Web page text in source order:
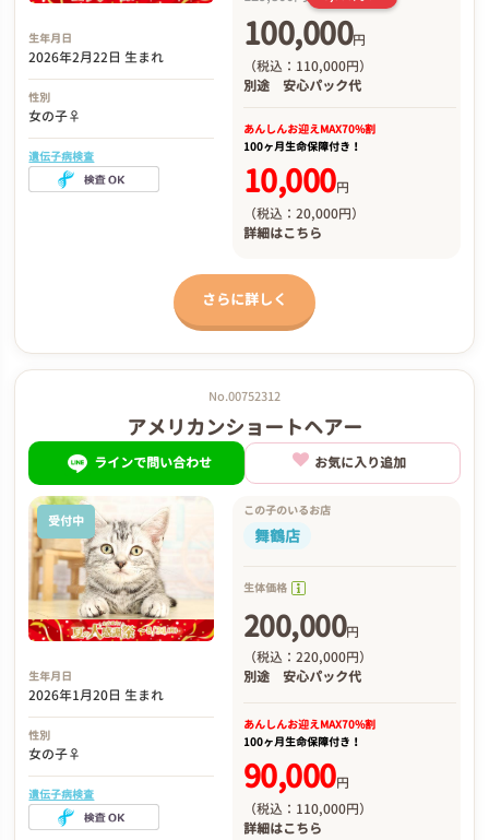
生年月日
2026年2月22日 生まれ
性別
女の子♀
遺伝子病検査
100,000円
（税込：110,000円）
別途 安心パック代
あんしんお迎えMAX70%割
100ヶ月生命保障付き！
10,000円
（税込：20,000円）
詳細はこちら
さらに詳しく
No.00752312
アメリカンショートヘアー
ラインで問い合わせ お気に入り追加
受付中
生年月日
2026年1月20日 生まれ
性別
女の子♀
遺伝子病検査
この子のいるお店
舞鶴店
生体価格
200,000円
（税込：220,000円）
別途 安心パック代
あんしんお迎えMAX70%割
100ヶ月生命保障付き！
90,000円
（税込：110,000円）
詳細はこちら